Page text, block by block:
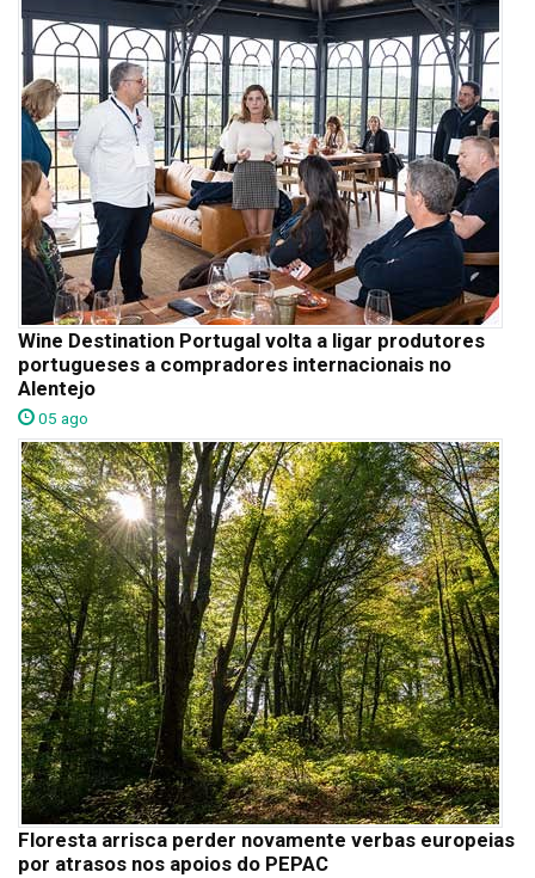
Wine Destination Portugal volta a ligar produtores
portugueses a compradores internacionais no
Alentejo
05 ago
Floresta arrisca perder novamente verbas europeias
por atrasos nos apoios do PEPAC